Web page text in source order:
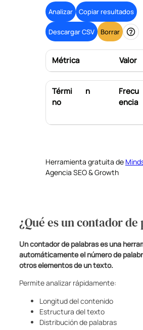
Analizar Copiar resultados
Descargar CSV Borrar
Métrica Valor
Térmi
no
n
Frecu
encia
Herramienta gratuita de
Agencia SEO & Growth
¿Qué es un contador de
Un contador de palabras es una
automáticamente el número de
otros elementos de un texto.
Permite analizar rápidamente:
Longitud del contenido
Estructura del texto
Distribución de palabras